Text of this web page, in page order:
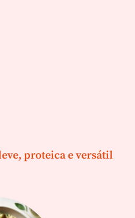
proteica e versátil